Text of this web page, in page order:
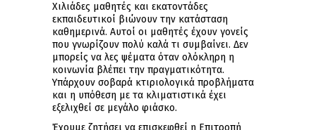
Χιλιάδες μαθητές και εκατοντάδες
εκπαιδευτικοί βιώνουν την κατάσταση
καθημερινά. Αυτοί οι μαθητές έχουν γονείς
που γνωρίζουν πολύ καλά τι συμβαίνει. Δεν
μπορείς να λες ψέματα όταν ολόκληρη η
κοινωνία βλέπει την πραγματικότητα.
Υπάρχουν σοβαρά κτιριολογικά προβλήματα
και η υπόθεση με τα κλιματιστικά έχει
εξελιχθεί σε μεγάλο φιάσκο.